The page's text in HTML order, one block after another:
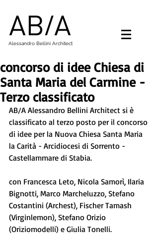
Alessandro Bellini Architect
concorso di idee Chiesa di
Santa Maria del Carmine -
Terzo classificato
AB/A Alessandro Bellini Architect si è
classificato al terzo posto per il concorso
di idee per la Nuova Chiesa Santa Maria
la Carità - Arcidiocesi di Sorrento -
Castellammare di Stabia.
con Francesca Leto, Nicola Samorì, Ilaria
Bignotti, Marco Marcheluzzo, Stefano
Costantini (Archest), Fischer Tamash
(Virginlemon), Stefano Orizio
(Oriziomodelli) e Giulia Tonelli.